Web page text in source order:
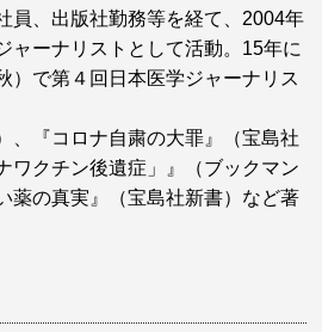
員、出版社勤務等を経て、2004年
ャーナリストとして活動。15年に
）で第４回日本医学ジャーナリス
、『コロナ自粛の大罪』（宝島社
ワクチン後遺症」』（ブックマン
薬の真実』（宝島社新書）など著